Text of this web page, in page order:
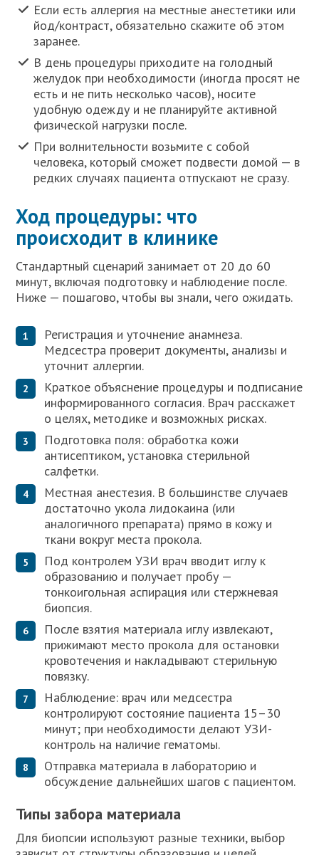
Если есть аллергия на местные анестетики или
йод/контраст, обязательно скажите об этом
заранее.
В день процедуры приходите на голодный
желудок при необходимости (иногда просят не
есть и не пить несколько часов), носите
удобную одежду и не планируйте активной
физической нагрузки после.
При волнительности возьмите с собой
человека, который сможет подвести домой — в
редких случаях пациента отпускают не сразу.
Ход процедуры: что
происходит в клинике
Стандартный сценарий занимает от 20 до 60
минут, включая подготовку и наблюдение после.
Ниже — пошагово, чтобы вы знали, чего ожидать.
Регистрация и уточнение анамнеза.
Медсестра проверит документы, анализы и
уточнит аллергии.
Краткое объяснение процедуры и подписание
информированного согласия. Врач расскажет
о целях, методике и возможных рисках.
Подготовка поля: обработка кожи
антисептиком, установка стерильной
салфетки.
Местная анестезия. В большинстве случаев
достаточно укола лидокаина (или
аналогичного препарата) прямо в кожу и
ткани вокруг места прокола.
Под контролем УЗИ врач вводит иглу к
образованию и получает пробу —
тонкоигольная аспирация или стержневая
биопсия.
После взятия материала иглу извлекают,
прижимают место прокола для остановки
кровотечения и накладывают стерильную
повязку.
Наблюдение: врач или медсестра
контролируют состояние пациента 15–30
минут; при необходимости делают УЗИ-
контроль на наличие гематомы.
Отправка материала в лабораторию и
обсуждение дальнейших шагов с пациентом.
Типы забора материала
Для биопсии используют разные техники, выбор